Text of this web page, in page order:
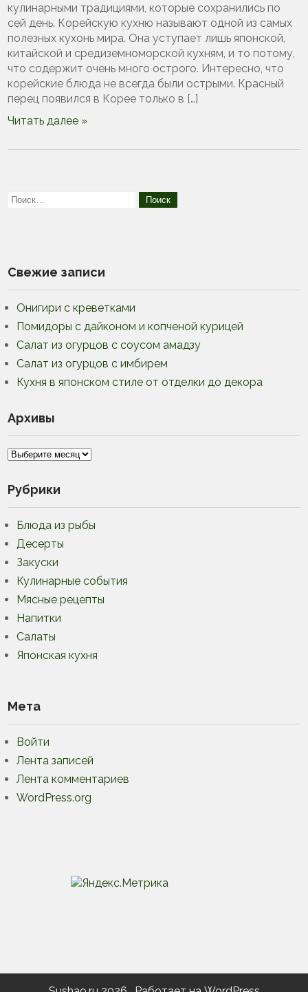
кулинарными традициями, которые сохранились по
сей день. Корейскую кухню называют одной из самых
полезных кухонь мира. Она уступает лишь японской,
китайской и средиземноморской кухням, и то потому,
что содержит очень много острого. Интересно, что
корейские блюда не всегда были острыми. Красный
перец появился в Корее только в […]
Читать далее »
Свежие записи
Онигири с креветками
Помидоры с дайконом и копченой курицей
Салат из огурцов с соусом амадзу
Салат из огурцов с имбирем
Кухня в японском стиле от отделки до декора
Архивы
Архивы
Рубрики
Блюда из рыбы
Десерты
Закуски
Кулинарные события
Мясные рецепты
Напитки
Салаты
Японская кухня
Мета
Войти
Лента записей
Лента комментариев
WordPress.org